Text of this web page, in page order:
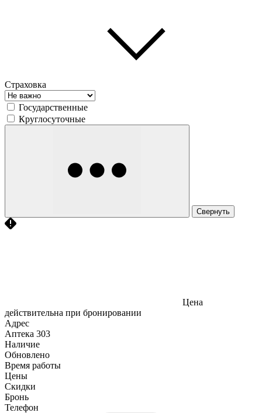
Страховка
Государственные
Круглосуточные
Свернуть
Цена
действительна при бронировании
Адрес
Аптека 303
Наличие
Обновлено
Время работы
Цены
Скидки
Бронь
Телефон